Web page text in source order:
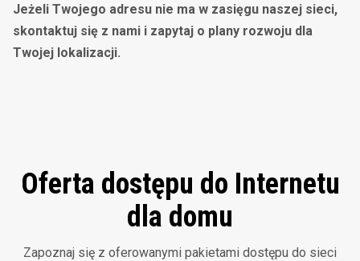
Jeżeli Twojego adresu nie ma w zasięgu naszej sieci,
skontaktuj się z nami i zapytaj o plany rozwoju dla
Twojej lokalizacji.
Oferta dostępu do Internetu
dla domu
Zapoznaj się z oferowanymi pakietami dostępu do sieci